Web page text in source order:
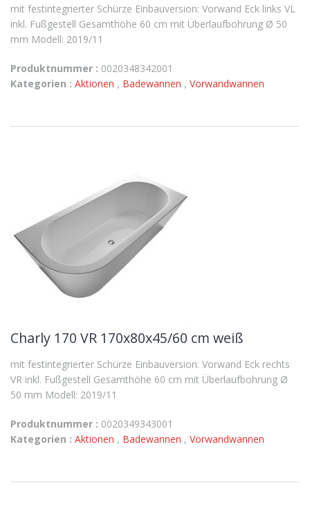
mit festintegrierter Schürze Einbauversion: Vorwand Eck links VL
inkl. Fußgestell Gesamthöhe 60 cm mit Überlaufbohrung Ø 50
mm Modell: 2019/11
Produktnummer : 0020348342001
Kategorien : Aktionen , Badewannen , Vorwandwannen
Charly 170 VR 170x80x45/60 cm weiß
mit festintegrierter Schürze Einbauversion: Vorwand Eck rechts
VR inkl. Fußgestell Gesamthöhe 60 cm mit Überlaufbohrung Ø
50 mm Modell: 2019/11
Produktnummer : 0020349343001
Kategorien : Aktionen , Badewannen , Vorwandwannen